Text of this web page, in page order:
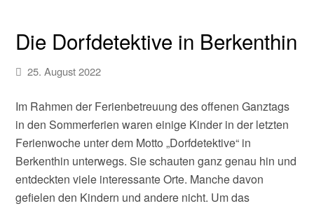
Die Dorfdetektive in Berkenthin
25. August 2022
Im Rahmen der Ferienbetreuung des offenen Ganztags
in den Sommerferien waren einige Kinder in der letzten
Ferienwoche unter dem Motto „Dorfdetektive“ in
Berkenthin unterwegs. Sie schauten ganz genau hin und
entdeckten viele interessante Orte. Manche davon
gefielen den Kindern und andere nicht. Um das